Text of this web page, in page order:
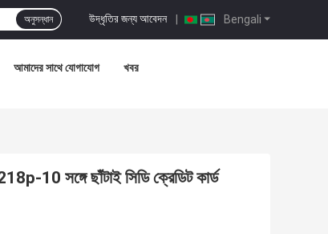
Bengali
উদ্ধৃতির জন্য আবেদন |
অনুসন্ধান
আমাদের সাথে যোগাযোগ খবর
10 সঙ্গে ছাঁটাই সিডি ক্রেডিট কার্ড